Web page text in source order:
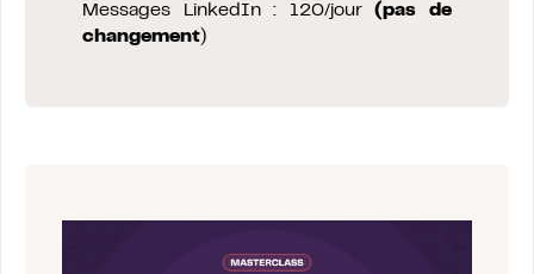
Messages LinkedIn : 120/jour(pas de
changement)